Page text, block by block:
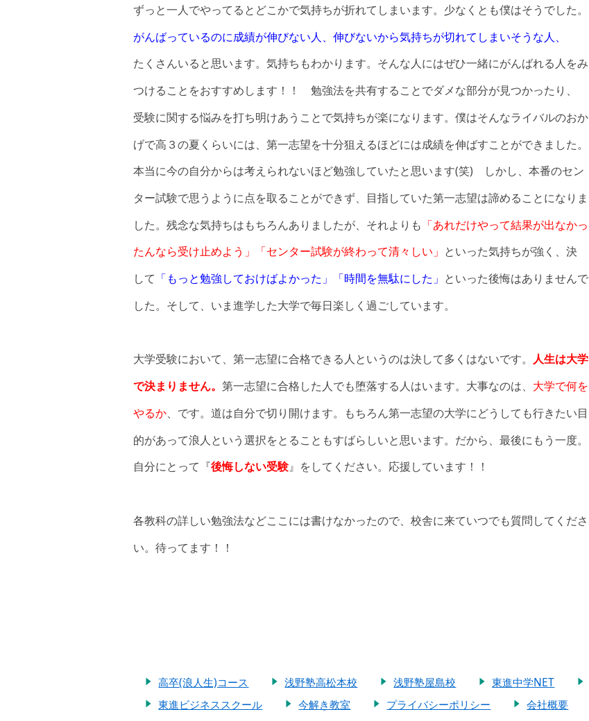
ずっと一人でやってるとどこかで気持ちが折れてしまいます。少なくとも僕はそうでした。
がんばっているのに成績が伸びない人、伸びないから気持ちが切れてしまいそうな人、
たくさんいると思います。気持ちもわかります。そんな人にはぜひ一緒にがんばれる人をみ
つけることをおすすめします！！ 勉強法を共有することでダメな部分が見つかったり、
受験に関する悩みを打ち明けあうことで気持ちが楽になります。僕はそんなライバルのおか
げで高３の夏くらいには、第一志望を十分狙えるほどには成績を伸ばすことができました。
本当に今の自分からは考えられないほど勉強していたと思います(笑) しかし、本番のセン
ター試験で思うように点を取ることができず、目指していた第一志望は諦めることになりま
した。残念な気持ちはもちろんありましたが、それよりも 「あれだけやって結果が出なかっ
たんなら受け止めよう」「センター試験が終わって清々しい」 といった気持ちが強く、決
して 「もっと勉強しておけばよかった」「時間を無駄にした」 といった後悔はありませんで
した。そして、いま進学した大学で毎日楽しく過ごしています。
大学受験において、第一志望に合格できる人というのは決して多くはないです。 人生は大学
で決まりません。 第一志望に合格した人でも堕落する人はいます。大事なのは、 大学で何を
やるか、です。道は自分で切り開けます。もちろん第一志望の大学にどうしても行きたい目
的があって浪人という選択をとることもすばらしいと思います。だから、最後にもう一度。
自分にとって『後悔しない受験』をしてください。応援しています！！
各教科の詳しい勉強法などここには書けなかったので、校舎に来ていつでも質問してくださ
い。待ってます！！
高卒(浪人生)コース 浅野塾高松本校 浅野塾屋島校 東進中学NET
東進ビジネススクール
今解き教室 プライバシーポリシー 会社概要